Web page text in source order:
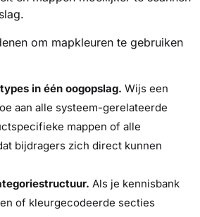
om mapkleuren te gebruiken
in één oogopslag. Wijs een
aan alle systeem-gerelateerde
mappen of alle
bijdragers zich direct kunnen
Als je kennisbank
of kleurgecodeerde secties